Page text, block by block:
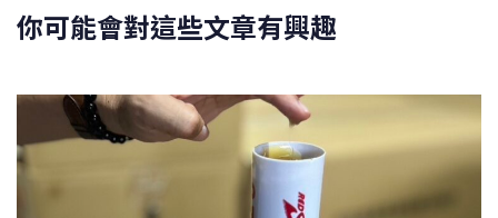
你可能會對這些文章有興趣